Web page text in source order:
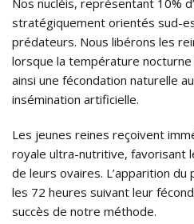
Nos nucléis, représentant 10%
stratégiquement orientés sud-
prédateurs. Nous libérons les
lorsque la température
ainsi une fécondation naturelle
insémination artificielle.
Les jeunes reines reçoivent
royale ultra-nutritive, favorisant
de leurs ovaires. L’apparition
les 72 heures suivant leur
succès de notre méthode.